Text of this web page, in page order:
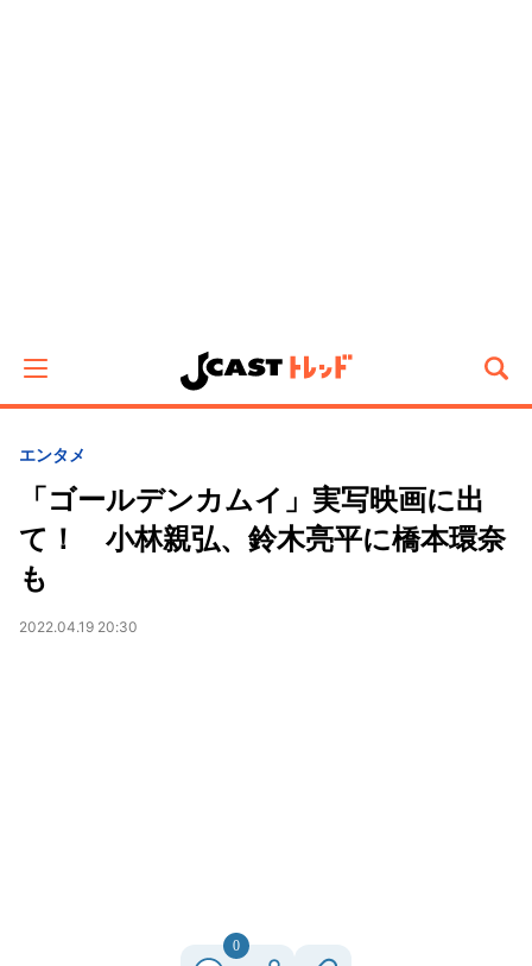
エンタメ
「ゴールデンカムイ」実写映画に出
て！ 小林親弘、鈴木亮平に橋本環奈
も
2022.04.19 20:30
0